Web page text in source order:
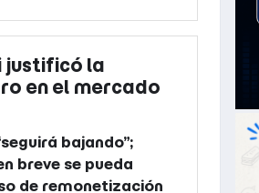
justificó la
en el mercado
bajando”;
breve se pueda
de remonetización